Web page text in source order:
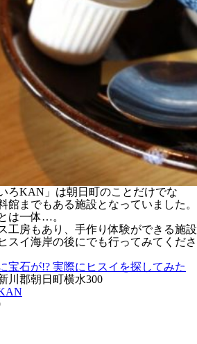
ろKAN」は朝日町のことだけでな
館までもある施設となっていました。
は一体…。
工房もあり、手作り体験ができる施設
スイ海岸の後にでも行ってみてくださ
宝石が!? 実際にヒスイを探してみた
川郡朝日町横水300